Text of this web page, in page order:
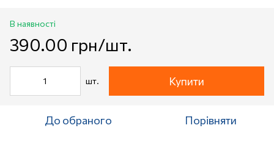
В наявності
390.00 грн/шт.
шт. Купити
До обраного Порівняти